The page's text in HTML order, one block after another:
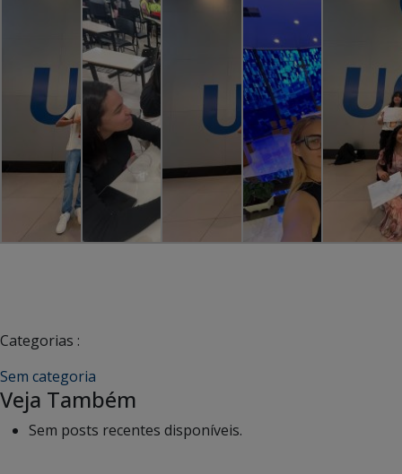
Categorias :
Sem categoria
Veja Também
Sem posts recentes disponíveis.